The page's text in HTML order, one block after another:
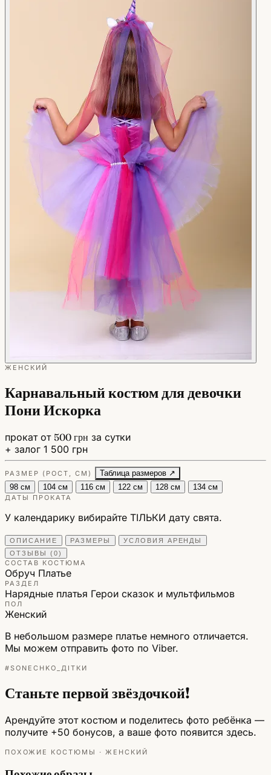
ЖЕНСКИЙ
Карнавальный костюм для девочки
Пони Искорка
прокат от 500 грн за сутки
+ залог 1 500 грн
РАЗМЕР (РОСТ, СМ)
Таблица размеров ↗
98 см
104 см 116 см 122 см 128 см 134 см
ДАТЫ ПРОКАТА
У календарику вибирайте ТІЛЬКИ дату свята.
ОПИСАНИЕ РАЗМЕРЫ
УСЛОВИЯ АРЕНДЫ
ОТЗЫВЫ (0)
СОСТАВ КОСТЮМА
Обруч Платье
РАЗДЕЛ
Нарядные платья Герои сказок и мультфильмов
ПОЛ
Женский
В небольшом размере платье немного отличается.
Мы можем отправить фото по Viber.
#SONECHKO_ДІТКИ
Станьте первой звёздочкой!
Арендуйте этот костюм и поделитесь фото ребёнка —
получите +50 бонусов, а ваше фото появится здесь.
ПОХОЖИЕ КОСТЮМЫ · ЖЕНСКИЙ